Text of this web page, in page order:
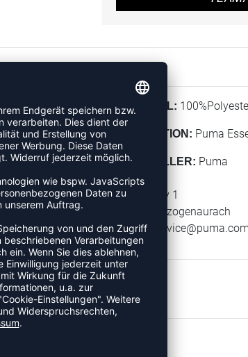
nicht nur
besteht
von PUMA
- PUMA
MATERIAL:
KOLLEKTION: Puma
HERSTELLER: Puma
Puma SE
Puma Way 1
91074 Herzogenaurach
E-Mail:
service@puma.com
T-SHIRTS